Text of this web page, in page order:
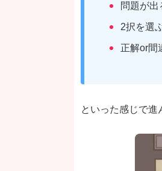
問題が出
2択を選
正解or間
といった感じで進